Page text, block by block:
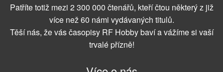
Patříte totiž mezi 2 300 000 čtenářů, kteří čtou některý z již
více než 60 námi vydávaných titulů.
Těší nás, že vás časopisy RF Hobby baví a vážíme si vaší
trvalé přízně!